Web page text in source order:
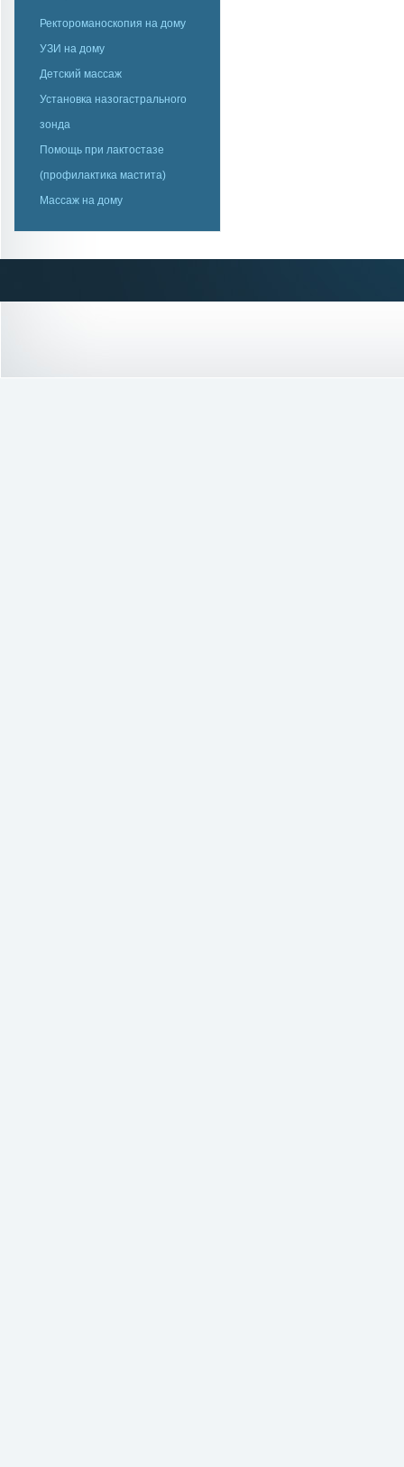
Ректороманоскопия на дому
УЗИ на дому
Детский массаж
Установка назогастрального
зонда
Помощь при лактостазе
(профилактика мастита)
Массаж на дому